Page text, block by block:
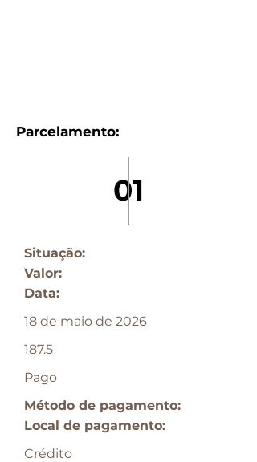
Parcelamento:
01
Situação:
Valor:
Data:
18 de maio de 2026
187.5
Pago
Método de pagamento:
Local de pagamento:
Crédito